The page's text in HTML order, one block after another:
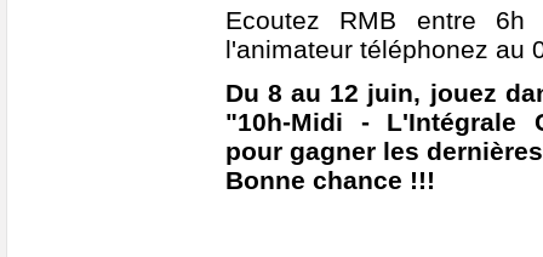
Ecoutez RMB entre
l'animateur téléphonez au
Du 8 au 12 juin, jouez
"10h-Midi - L'Intégrale
pour gagner les
Bonne chance !!!